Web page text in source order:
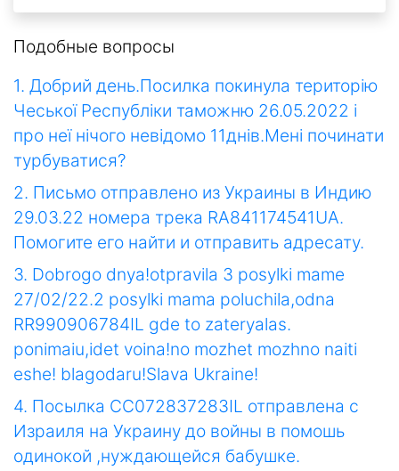
Подобные вопросы
1. Добрий день.Посилка покинула територію
Чеської Республіки таможню 26.05.2022 і
про неї нічого невідомо 11днів.Мені починати
турбуватися?
2. Письмо отправлено из Украины в Индию
29.03.22 номера трека RA841174541UA.
Помогите его найти и отправить адресату.
3. Dobrogo dnya!otpravila 3 posylki mame
27/02/22.2 posylki mama poluchila,odna
RR990906784IL gde to zateryalas.
ponimaiu,idet voina!no mozhet mozhno naiti
eshe! blagodaru!Slava Ukraine!
4. Посылка CC072837283IL отправлена с
Израиля на Украину до войны в помошь
одинокой ,нуждающейся бабушке.